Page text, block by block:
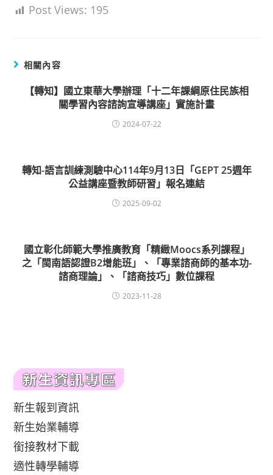
Post Views: 195
相關內容
【轉知】國立東華大學辦理「十二年課綱原住民族相
關學習內容諮詢宣導講座」實施計畫
2024-07-22
轉知-語言訓練測驗中心114年9月13日「GEPT 25週年
公益講座暨教師研習」報名連結
2025-09-02
國立彰化師範大學推廣教育「精緻Moocs系列課程」
之「閩南語認證B2增能班」、「專業諮商師的基本功-
諮商理論」、「諮商技巧」數位課程
2023-11-28
新生報到資訊
新生始業輔導
銜接教材下載
適性轉學輔導